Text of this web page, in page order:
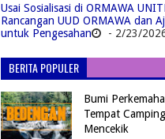
Usai Sosialisasi di ORMAWA
Rancangan UUD ORMAWA dan
untuk Pengesahan
- 2/23/
BERITA POPULER
Bumi
Tempat
Mencekik